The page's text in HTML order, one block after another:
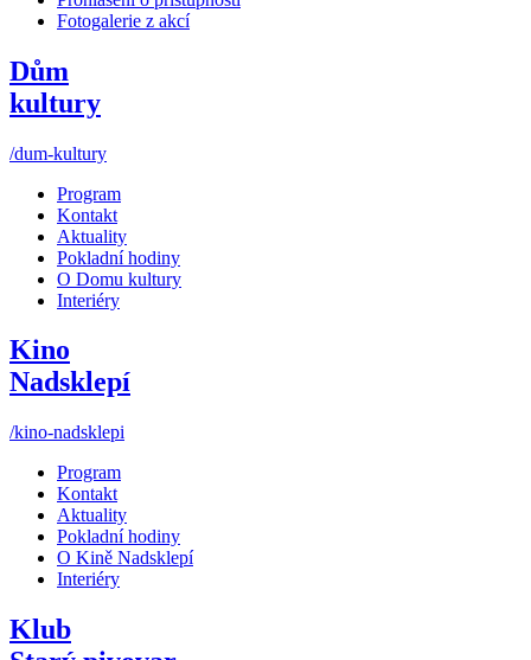
Fotogalerie z akcí
Dům
kultury
/dum-kultury
Program
Kontakt
Aktuality
Pokladní hodiny
O Domu kultury
Interiéry
Kino
Nadsklepí
/kino-nadsklepi
Program
Kontakt
Aktuality
Pokladní hodiny
O Kině Nadsklepí
Interiéry
Klub